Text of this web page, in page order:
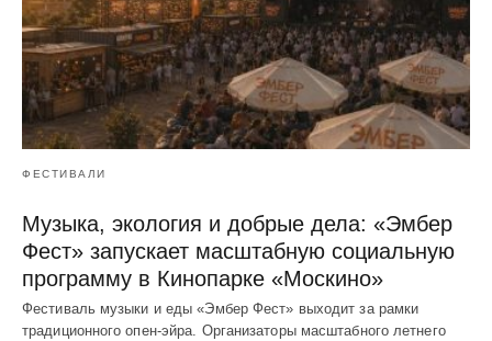
ФЕСТИВАЛИ
Музыка, экология и добрые дела: «Эмбер
Фест» запускает масштабную социальную
программу в Кинопарке «Москино»
Фестиваль музыки и еды «Эмбер Фест» выходит за рамки
традиционного опен-эйра. Организаторы масштабного летнего